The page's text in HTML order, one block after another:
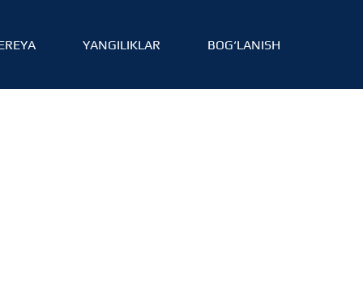
YANGILIKLAR BOG‘LANISH